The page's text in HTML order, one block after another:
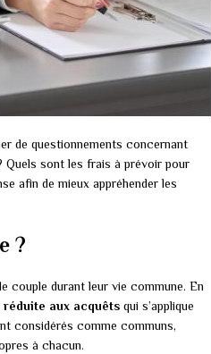
de questionnements concernant
Quels sont les frais à prévoir pour
afin de mieux appréhender les
?
couple durant leur vie commune. En
réduite aux acquêts qui s’applique
considérés comme communs,
à chacun.